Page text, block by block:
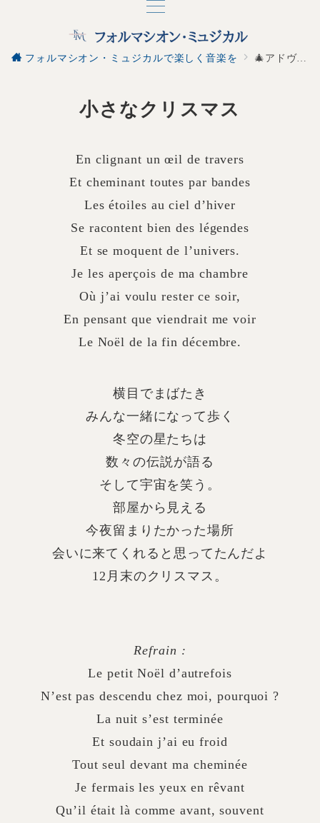
フォルマシオン・ミュジカルで楽しく音楽を 🎄アドヴェントカレンダー 小さなクリスマス Le petit Noël
小さなクリスマス
En clignant un œil de travers
Et cheminant toutes par bandes
Les étoiles au ciel d’hiver
Se racontent bien des légendes
Et se moquent de l’univers.
Je les aperçois de ma chambre
Où j’ai voulu rester ce soir,
En pensant que viendrait me voir
Le Noël de la fin décembre.
横目でまばたき
みんな一緒になって歩く
冬空の星たちは
数々の伝説が語る
そして宇宙を笑う。
部屋から見える
今夜留まりたかった場所
会いに来てくれると思ってたんだよ
12月末のクリスマス。
Refrain :
Le petit Noël d’autrefois
N’est pas descendu chez moi, pourquoi ?
La nuit s’est terminée
Et soudain j’ai eu froid
Tout seul devant ma cheminée
Je fermais les yeux en rêvant
Qu’il était là comme avant, souvent